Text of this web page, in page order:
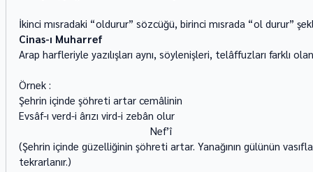
İkinci mısradaki “oldurur” sözcüğü, birinci mısrada “ol durur”
Cinas-ı Muharref
Arap harfleriyle yazılışları aynı, söylenişleri, telâffuzları farklı
Örnek :
Şehrin içinde şöhreti artar cemâlinin
Evsâf-ı verd-i ârızı vird-i zebân olur
                                               Nef’î
(Şehrin içinde güzelliğinin şöhreti artar. Yanağının gülünün
tekrarlanır.)